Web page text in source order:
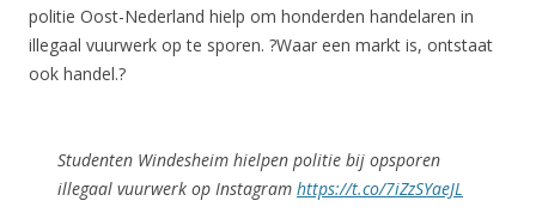
politie Oost-Nederland hielp om honderden handelaren in
illegaal vuurwerk op te sporen. ?Waar een markt is, ontstaat
ook handel.?
Studenten Windesheim hielpen politie bij opsporen
illegaal vuurwerk op Instagram https://t.co/7iZzSYaeJL